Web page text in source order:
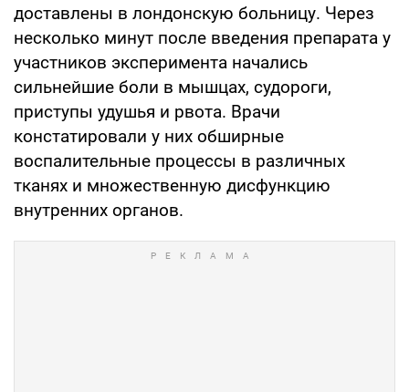
доставлены в лондонскую больницу. Через
несколько минут после введения препарата у
участников эксперимента начались
сильнейшие боли в мышцах, судороги,
приступы удушья и рвота. Врачи
констатировали у них обширные
воспалительные процессы в различных
тканях и множественную дисфункцию
внутренних органов.